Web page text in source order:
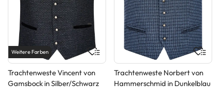
Weitere Farben
Trachtenweste Vincent von
Gamsbock in Silber/Schwarz
Trachtenweste Norbert von
Hammerschmid in Dunkelblau